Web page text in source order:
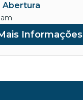
Abertura
Informações